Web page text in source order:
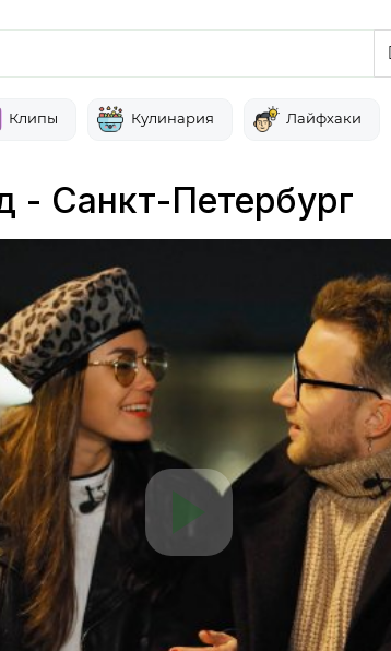
Клипы Кулинария Лайфхаки
- Санкт-Петербург